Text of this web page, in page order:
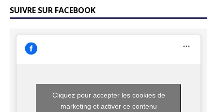
SUIVRE SUR FACEBOOK
Cliquez pour accepter les cookies de
marketing et activer ce contenu